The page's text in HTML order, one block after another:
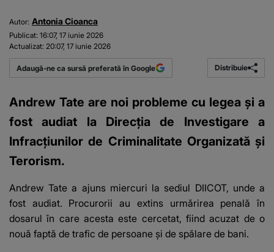
Autor: Antonia Cioanca
Publicat: 16:07, 17 iunie 2026
Actualizat: 20:07, 17 iunie 2026
Adaugă-ne ca sursă preferată în Google Distribuie
Andrew Tate are noi probleme cu legea și a
fost audiat la Direcția de Investigare a
Infracțiunilor de Criminalitate Organizată și
Terorism.
Andrew Tate a ajuns miercuri la sediul DIICOT, unde a
fost audiat. Procurorii au extins urmărirea penală în
dosarul în care acesta este cercetat, fiind acuzat de o
nouă faptă de trafic de persoane și de spălare de bani.